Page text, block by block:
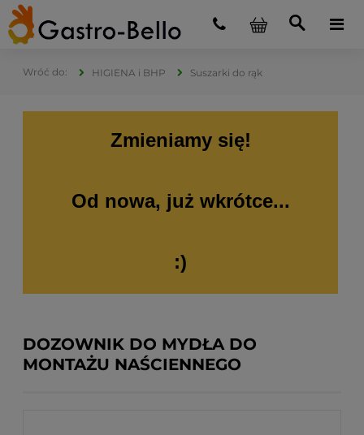
HIGIENA i BHP Suszarki do rąk
Zmieniamy się!
Od nowa, już wkrótce...
:)
DOZOWNIK DO MYDŁA DO
MONTAŻU NAŚCIENNEGO